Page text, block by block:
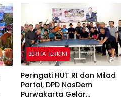
BERITA TERKINI
Peringati HUT RI dan Milad
Partai, DPD NasDem
Purwakarta Gelar